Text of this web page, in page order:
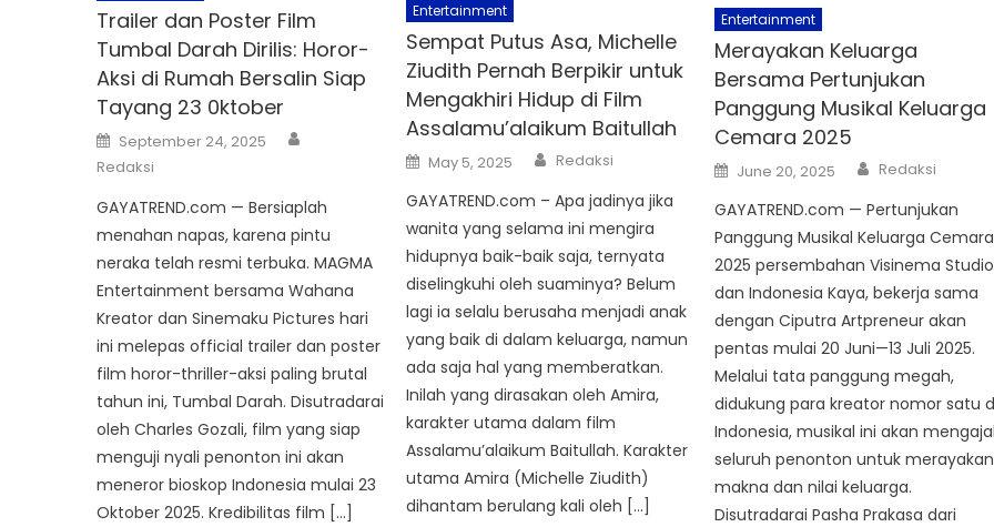
Trailer dan Poster Film
Tumbal Darah Dirilis: Horor-
Aksi di Rumah Bersalin Siap
Tayang 23 0ktober
Posted
on
September 24, 2025
Redaksi
GAYATREND.com — Bersiaplah
menahan napas, karena pintu
neraka telah resmi terbuka. MAGMA
Entertainment bersama Wahana
Kreator dan Sinemaku Pictures hari
ini melepas official trailer dan poster
film horor-thriller-aksi paling brutal
tahun ini, Tumbal Darah. Disutradarai
oleh Charles Gozali, film yang siap
menguji nyali penonton ini akan
meneror bioskop Indonesia mulai 23
Oktober 2025. Kredibilitas film […]
Entertainment
Sempat Putus Asa, Michelle
Ziudith Pernah Berpikir untuk
Mengakhiri Hidup di Film
Assalamu’alaikum Baitullah
Posted
on
May 5, 2025 Author
Redaksi
GAYATREND.com – Apa jadinya jika
wanita yang selama ini mengira
hidupnya baik-baik saja, ternyata
diselingkuhi oleh suaminya? Belum
lagi ia selalu berusaha menjadi anak
yang baik di dalam keluarga, namun
ada saja hal yang memberatkan.
Inilah yang dirasakan oleh Amira,
karakter utama dalam film
Assalamu’alaikum Baitullah. Karakter
utama Amira (Michelle Ziudith)
dihantam berulang kali oleh […]
Entertainment
Merayakan Keluarga
Bersama Pertunjukan
Panggung Musikal Keluarga
Cemara 2025
Posted
on
June 20, 2025 Author
Redaksi
GAYATREND.com — Pertunjukan
Panggung Musikal Keluarga Cemara
2025 persembahan Visinema
dan Indonesia Kaya, bekerja sama
dengan Ciputra Artpreneur akan
pentas mulai 20 Juni—13 Juli 2025.
Melalui tata panggung megah,
didukung para kreator nomor satu
Indonesia, musikal ini akan
seluruh penonton untuk merayakan
makna dan nilai keluarga.
Disutradarai Pasha Prakasa dari